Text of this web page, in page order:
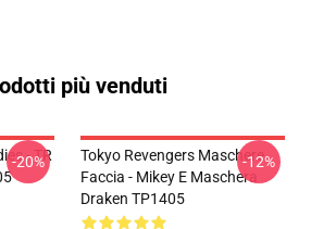
più venduti
- TR
-20%
Tokyo Revengers Maschere
Faccia - Mikey E Maschera
Draken TP1405
-12%